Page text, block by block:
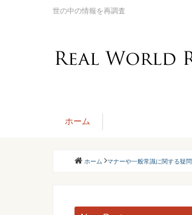
世の中の情報を再調査
ホーム
ホーム マナーや一般常識に関する疑問